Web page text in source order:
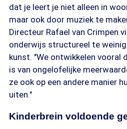
dat je leert je niet alleen in
maar ook door muziek te
Directeur Rafael van Crimpen
onderwijs structureel te
kunst. "We ontwikkelen vooral
is van ongelofelijke
ze ook op een andere manier
uiten."
Kinderbrein voldoende